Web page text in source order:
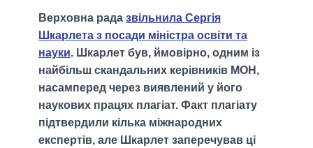
Верховна рада звільнила Сергія
Шкарлета з посади міністра освіти та
науки. Шкарлет був, ймовірно, одним із
найбільш скандальних керівників МОН,
насамперед через виявлений у його
наукових працях плагіат. Факт плагіату
підтвердили кілька міжнародних
експертів, але Шкарлет заперечував ці